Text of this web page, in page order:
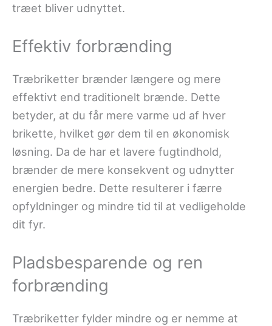
træet bliver udnyttet.
Effektiv forbrænding
Træbriketter brænder længere og mere
effektivt end traditionelt brænde. Dette
betyder, at du får mere varme ud af hver
brikette, hvilket gør dem til en økonomisk
løsning. Da de har et lavere fugtindhold,
brænder de mere konsekvent og udnytter
energien bedre. Dette resulterer i færre
opfyldninger og mindre tid til at vedligeholde
dit fyr.
Pladsbesparende og ren
forbrænding
Træbriketter fylder mindre og er nemme at